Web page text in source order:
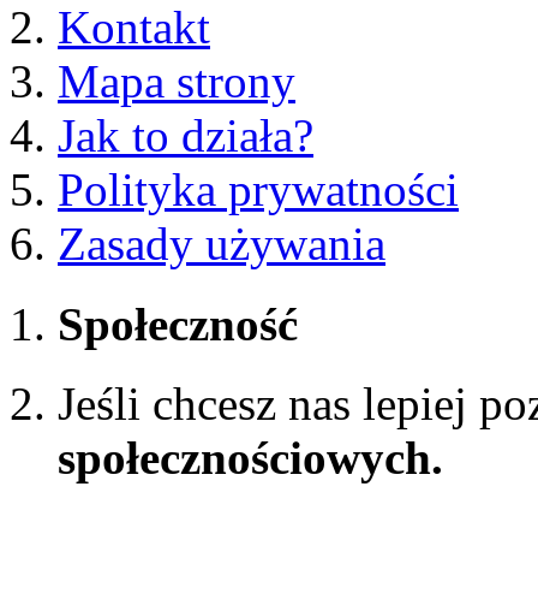
Kontakt
Mapa strony
Jak to działa?
Polityka prywatności
Zasady używania
Społeczność
Jeśli chcesz nas lepiej
społecznościowych.